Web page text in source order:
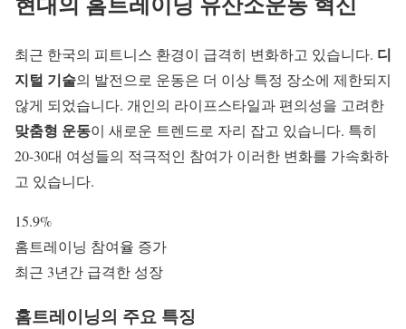
최근 한국의 피트니스 환경이 급격히 변화하고 있습니다. 디
지털 기술의 발전으로 운동은 더 이상 특정 장소에 제한되지
않게 되었습니다. 개인의 라이프스타일과 편의성을 고려한
맞춤형 운동이 새로운 트렌드로 자리 잡고 있습니다. 특히
20-30대 여성들의 적극적인 참여가 이러한 변화를 가속화하
고 있습니다.
15.9%
홈트레이닝 참여율 증가
최근 3년간 급격한 성장
홈트레이닝의 주요 특징